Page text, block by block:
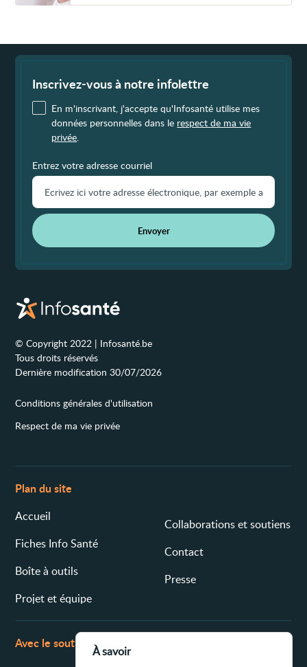
Inscrivez-vous à notre infolettre
En m'inscrivant, j'accepte qu'Infosanté utilise mes
données personnelles dans le respect de ma vie
privée
Entrez votre adresse courriel
Envoyer
© Copyright 2022 | Infosanté.be
Tous droits réservés
Dernière modification 30/07/2026
Conditions générales d'utilisation
Respect de ma vie privée
Plan du site
Accueil
Fiches Info Santé
Boîte à outils
Projet et équipe
Collaborations et soutiens
Contact
Presse
Avec le soutien de
À savoir